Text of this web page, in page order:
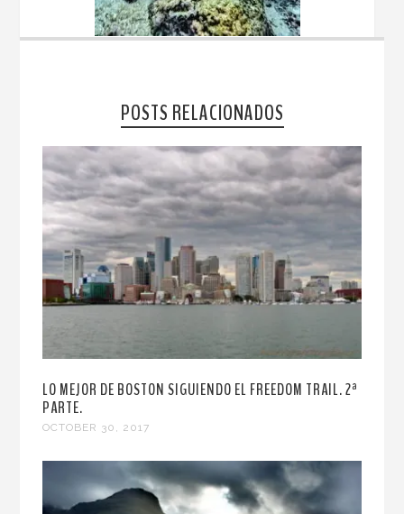
POSTS RELACIONADOS
LO MEJOR DE BOSTON SIGUIENDO EL FREEDOM TRAIL. 2ª
PARTE.
OCTOBER 30, 2017